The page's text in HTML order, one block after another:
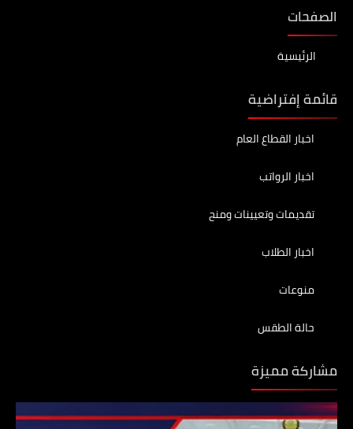
الصفحات
الرئيسية
قائمة إفتراضية
اخبار القطاع العام
اخبار الرواتب
تقديمات وتعيينات ومنح
اخبار الطلاب
منوعات
حالة الطقس
مشاركة مميزة